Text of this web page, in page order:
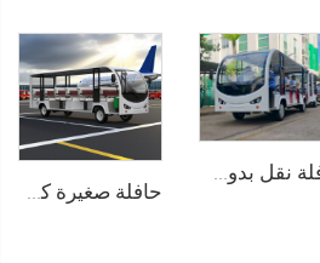
حافلة صغيرة كهربائية تعمل بالبطارية الليثيوم بجهد 96V تُستخدم في المنتجعات أو الفنادق بسعة 23 مقعدًا طراز LS6230K